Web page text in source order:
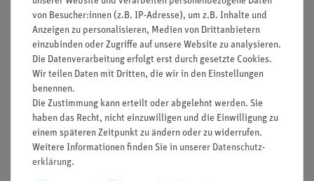
Informationen
Unternehmen
Projekte und Lösungen
Presse
Stellenangebote
Kontakt
Service
Übersicht Service
Inventarisierungs- &
Einräumservice
Inbetriebnahme & Schulungen
von Besucher:innen (z.B. IP-Adresse), um z.B. Inhalte und
Anzeigen zu personalisieren, Medien von Drittanbietern
einzubinden oder Zugriffe auf unsere Website zu analysieren.
Die Datenverarbeitung erfolgt erst durch gesetzte Cookies.
Wir teilen Daten mit Dritten, die wir in den Einstellungen
benennen.
Die Zustimmung kann erteilt oder abgelehnt werden. Sie
haben das Recht, nicht einzuwilligen und die Einwilligung zu
einem späteren Zeitpunkt zu ändern oder zu widerrufen.
Weitere Informationen finden Sie in unserer Daten­schutz­
erklärung.